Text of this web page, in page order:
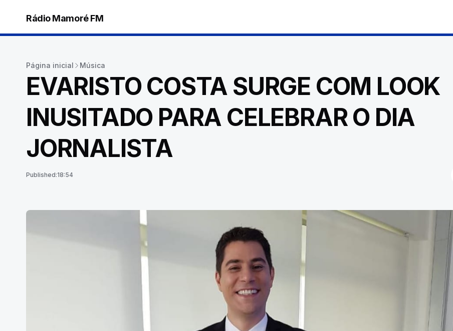
Rádio Mamoré FM
Página inicial Música
EVARISTO COSTA SURGE COM LOOK
INUSITADO PARA CELEBRAR O DIA
JORNALISTA
Published:18:54